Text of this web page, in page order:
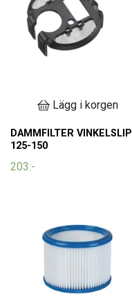
Lägg i korgen
DAMMFILTER VINKELSLIP
125-150
203:-